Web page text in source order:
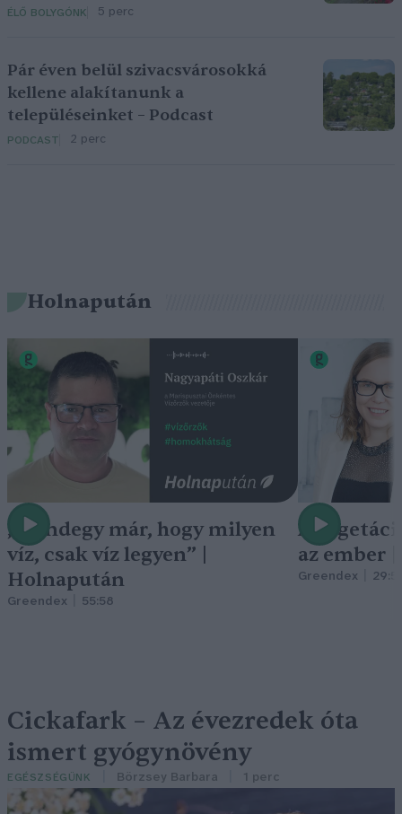
ÉLŐ BOLYGÓNK 5 perc
Pár éven belül szivacsvárosokká
kellene alakítanunk a
településeinket – Podcast
PODCAST 2 perc
Holnapután
„Mindegy már, hogy milyen
víz, csak víz legyen” |
Holnapután
Greendex 55:58
A
az ember
Greendex
Cickafark – Az évezredek óta
ismert gyógynövény
EGÉSZSÉGÜNK Börzsey Barbara 1 perc